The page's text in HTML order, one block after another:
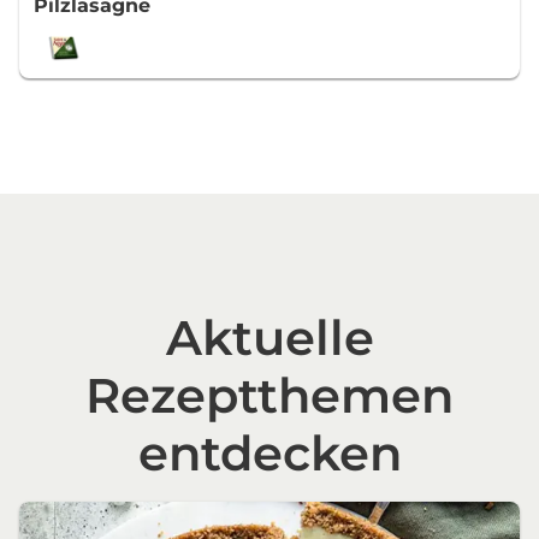
Pilzlasagne
Aktuelle
Rezeptthemen
entdecken